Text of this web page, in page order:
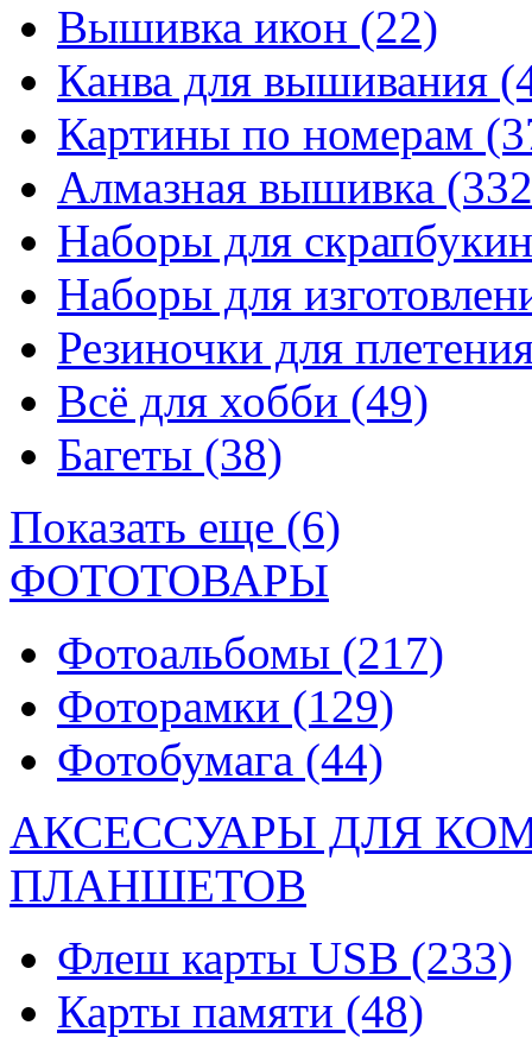
Вышивка икон (22)
Канва для вышивания
Картины по номерам
Алмазная вышивка
Наборы для
Наборы для
Резиночки для
Всё для хобби (49)
Багеты (38)
Показать еще (6)
ФОТОТОВАРЫ
Фотоальбомы (217)
Фоторамки (129)
Фотобумага (44)
АКСЕССУАРЫ ДЛЯ
ПЛАНШЕТОВ
Флеш карты USB (233)
Карты памяти (48)